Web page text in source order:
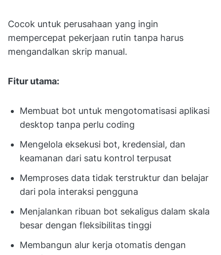
Cocok untuk perusahaan yang ingin
mempercepat pekerjaan rutin tanpa harus
mengandalkan skrip manual.
Fitur utama:
Membuat bot untuk mengotomatisasi aplikasi
desktop tanpa perlu coding
Mengelola eksekusi bot, kredensial, dan
keamanan dari satu kontrol terpusat
Memproses data tidak terstruktur dan belajar
dari pola interaksi pengguna
Menjalankan ribuan bot sekaligus dalam skala
besar dengan fleksibilitas tinggi
Membangun alur kerja otomatis dengan